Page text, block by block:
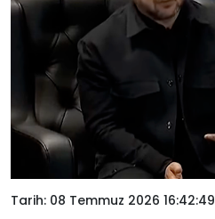
Tarih: 08 Temmuz 2026 16:42:49